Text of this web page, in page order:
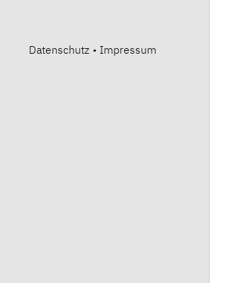
Datenschutz • Impressum